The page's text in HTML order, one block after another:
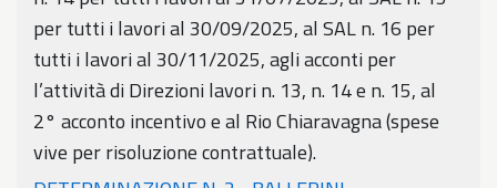
per tutti i lavori al 30/09/2025, al SAL n. 16 per
tutti i lavori al 30/11/2025, agli acconti per
l’attività di Direzioni lavori n. 13, n. 14 e n. 15, al
2° acconto incentivo e al Rio Chiaravagna (spese
vive per risoluzione contrattuale).